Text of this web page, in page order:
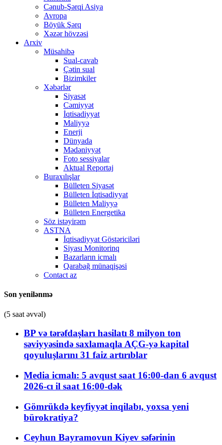
Cənub-Şərqi Asiya
Avropa
Böyük Şərq
Xəzər hövzəsi
Arxiv
Müsahibə
Sual-cavab
Çətin sual
Bizimkiler
Xəbərlər
Siyasət
Cəmiyyət
İqtisadiyyat
Maliyyə
Enerji
Dünyada
Mədəniyyət
Foto sessiyalar
Aktual Reportaj
Buraxılışlar
Bülleten Siyasət
Bülleten İqtisadiyyat
Bülleten Maliyyə
Bülleten Energetika
Söz istəyirəm
ASTNA
İqtisadiyyat Göstəriciləri
Siyası Monitorinq
Bazarların icmalı
Qarabağ münaqişəsi
Contact az
Son yenilənmə
(5 saat əvvəl)
BP və tərəfdaşları hasilatı 8 milyon ton
səviyyəsində saxlamaqla AÇG-yə kapital
qoyuluşlarını 31 faiz artırıblar
Media icmalı: 5 avqust saat 16:00-dan 6 avqust
2026-cı il saat 16:00-dək
Gömrükdə keyfiyyət inqilabı, yoxsa yeni
bürokratiya?
Ceyhun Bayramovun Kiyev səfərinin